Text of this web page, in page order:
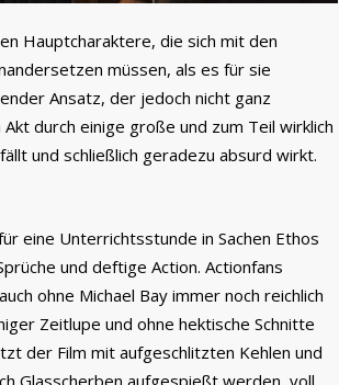
Hauptcharaktere, die sich mit den
müssen, als es für sie
Ansatz, der jedoch nicht ganz
durch einige große und zum Teil wirklich
und schließlich geradezu absurd wirkt.
eine Unterrichtsstunde in Sachen Ethos
und deftige Action. Actionfans
ohne Michael Bay immer noch reichlich
Zeitlupe und ohne hektische Schnitte
der Film mit aufgeschlitzten Kehlen und